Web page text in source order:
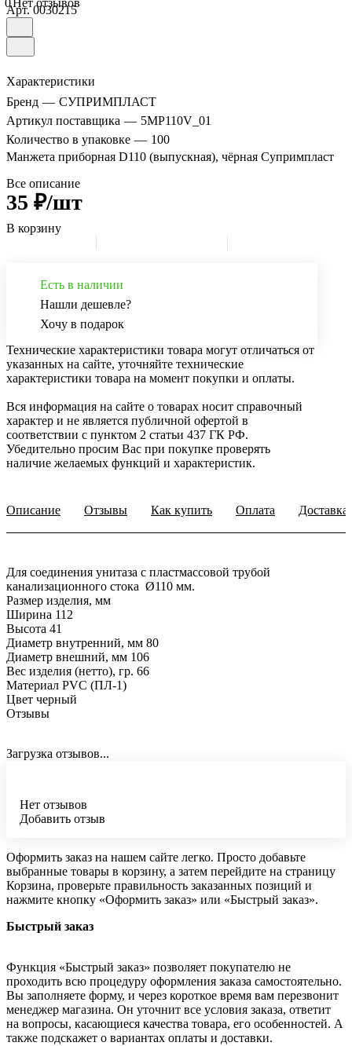
0 Нет отзывов
Арт.0030215
Характеристики
Бренд — СУПРИМПЛАСТ
Артикул поставщика — 5MP110V_01
Количество в упаковке — 100
Манжета приборная D110 (выпускная), чёрная Супримпласт
Все описание
35 ₽/шт
В корзину
Есть в наличии
Нашли дешевле?
Хочу в подарок
Технические характеристики товара могут отличаться от
указанных на сайте, уточняйте технические
характеристики товара на момент покупки и оплаты.
Вся информация на сайте о товарах носит справочный
характер и не является публичной офертой в
соответствии с пунктом 2 статьи 437 ГК РФ.
Убедительно просим Вас при покупке проверять
наличие желаемых функций и характеристик.
Описание Отзывы Как купить Оплата Доставка
Для соединения унитаза с пластмассовой трубой
канализационного стока Ø110 мм.
Размер изделия, мм
Ширина 112
Высота 41
Диаметр внутренний, мм 80
Диаметр внешний, мм 106
Вес изделия (нетто), гр. 66
Материал PVC (ПЛ-1)
Цвет черный
Отзывы
Загрузка отзывов...
Нет отзывов
Добавить отзыв
Оформить заказ на нашем сайте легко. Просто добавьте
выбранные товары в корзину, а затем перейдите на страницу
Корзина, проверьте правильность заказанных позиций и
нажмите кнопку «Оформить заказ» или «Быстрый заказ».
Быстрый заказ
Функция «Быстрый заказ» позволяет покупателю не
проходить всю процедуру оформления заказа самостоятельно.
Вы заполняете форму, и через короткое время вам перезвонит
менеджер магазина. Он уточнит все условия заказа, ответит
на вопросы, касающиеся качества товара, его особенностей. А
также подскажет о вариантах оплаты и доставки.